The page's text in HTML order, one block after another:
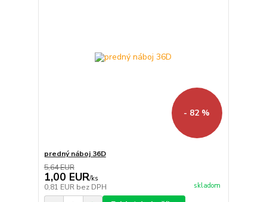
- 82 %
predný náboj 36D
5,64 EUR
1,00 EUR/ks
0,81 EUR bez DPH skladom